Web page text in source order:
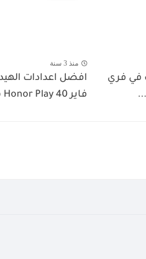
في فري
منذ 3 سنة
افضل اعدادات
فاير Honor Play 40 في 2023